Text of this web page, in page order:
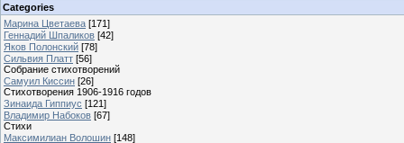
Categories
Марина Цветаева [171]
Геннадий Шпаликов [42]
Яков Полонский [78]
Сильвия Платт [56]
Собрание стихотворений
Самуил Киссин [26]
Стихотворения 1906-1916 годов
Зинаида Гиппиус [121]
Владимир Набоков [67]
Стихи
Максимилиан Волошин [148]